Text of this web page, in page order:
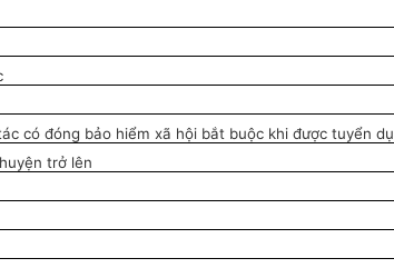
có đóng bảo hiểm xã hội bắt buộc khi được tuyển
trở lên